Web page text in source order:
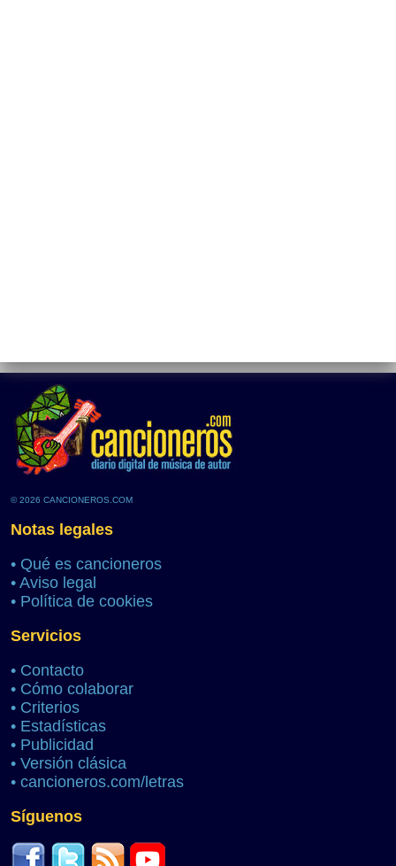
© 2026 CANCIONEROS.COM
Notas legales
• Qué es cancioneros
• Aviso legal
• Política de cookies
Servicios
• Contacto
• Cómo colaborar
• Criterios
• Estadísticas
• Publicidad
• Versión clásica
• cancioneros.com/letras
Síguenos